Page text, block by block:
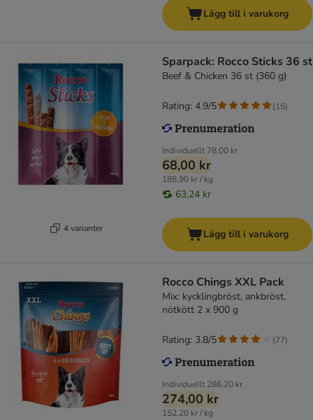
Lägg till i varukorg
4 varianter
Sparpack: Rocco Sticks 36 st
Beef & Chicken 36 st (360 g)
Individuellt 78,00 kr
68,00 kr
188,90 kr / kg
63,24 kr
Rating: 4.9/5 (15)
Lägg till i varukorg
Rocco Chings XXL Pack
Mix: kycklingbröst, ankbröst,
nötkött 2 x 900 g
Individuellt 286,20 kr
274,00 kr
152,20 kr / kg
Rating: 3.8/5 (77)